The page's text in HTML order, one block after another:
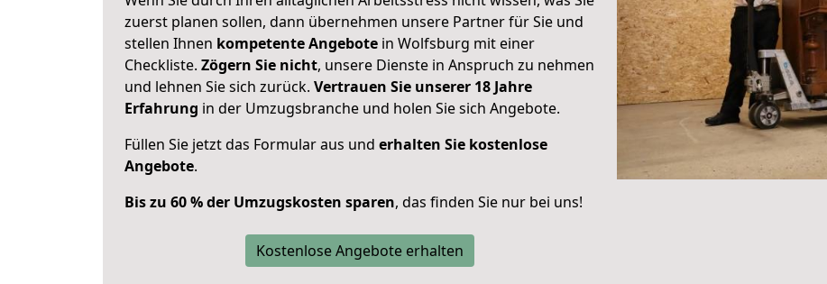
zuerst planen sollen, dann übernehmen unsere Partner für Sie und
stellen Ihnen kompetente Angebote in Wolfsburg mit einer
Checkliste. Zögern Sie nicht, unsere Dienste in Anspruch zu nehmen
und lehnen Sie sich zurück. Vertrauen Sie unserer 18 Jahre
Erfahrung in der Umzugsbranche und holen Sie sich Angebote.
Füllen Sie jetzt das Formular aus und erhalten Sie kostenlose
Angebote.
Bis zu 60 % der Umzugskosten sparen, das finden Sie nur bei uns!
Kostenlose Angebote erhalten